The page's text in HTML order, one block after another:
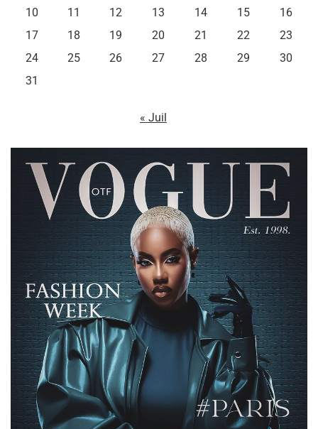
10
11 12 13 14 15
16
17
18 19 20 21 22
23
24
25 26 27 28 29
30
31
« Juil